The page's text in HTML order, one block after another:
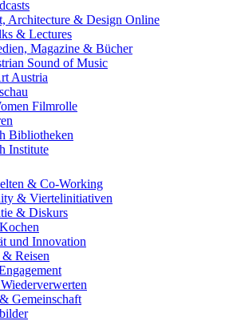
Architecture & Design Online
& Lectures
Magazine & Bücher
Sound of Music
Austria
Filmrolle
Bibliotheken
Institute
& Co-Working
& Viertelinitiativen
& Diskurs
und Innovation
Reisen
Gemeinschaft